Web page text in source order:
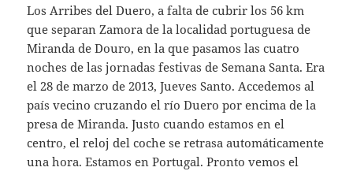
Los Arribes del Duero, a falta de cubrir los 56 km
que separan Zamora de la localidad portuguesa de
Miranda de Douro, en la que pasamos las cuatro
noches de las jornadas festivas de Semana Santa. Era
el 28 de marzo de 2013, Jueves Santo. Accedemos al
país vecino cruzando el río Duero por encima de la
presa de Miranda. Justo cuando estamos en el
centro, el reloj del coche se retrasa automáticamente
una hora. Estamos en Portugal. Pronto vemos el